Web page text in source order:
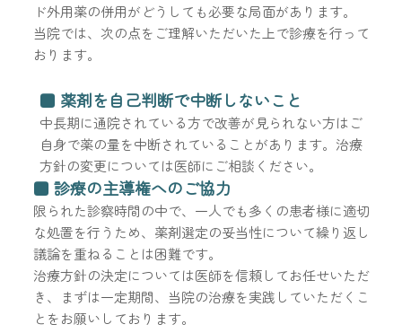
■ 薬剤を自己判断で中断しないこと
中長期に通院されている方で改善が見られない方はご
自身で薬の量を中断されていることがあります。治療
方針の変更については医師にご相談ください。
ド外用薬の併用がどうしても必要な局面があります。
当院では、次の点をご理解いただいた上で診療を行って
おります。
■ 診療の主導権へのご協力
限られた診察時間の中で、一人でも多くの患者様に適切
な処置を行うため、薬剤選定の妥当性について繰り返し
議論を重ねることは困難です。
治療方針の決定については医師を信頼してお任せいただ
き、まずは一定期間、当院の治療を実践していただくこ
とをお願いしております。